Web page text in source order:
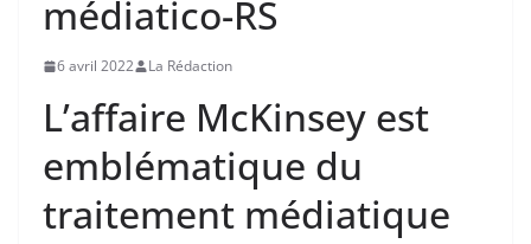
médiatico-RS
6 avril 2022 La Rédaction
L’affaire McKinsey est
emblématique du
traitement médiatique